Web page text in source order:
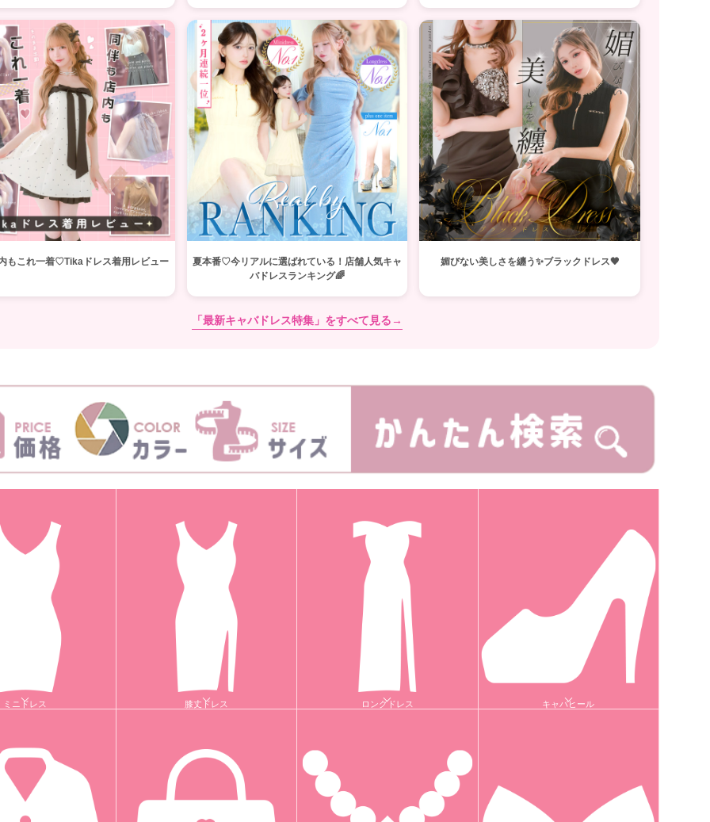
もこれ一着♡Tikaドレス着用レビュー
夏本番♡今リアルに選ばれている！店舗人気キャ
バドレスランキング🌈
媚びない美しさを纏う✨ブラックドレス🖤
「最新キャバドレス特集」をすべて見る→
ミニドレス 膝丈ドレス ロングドレス キャバヒール